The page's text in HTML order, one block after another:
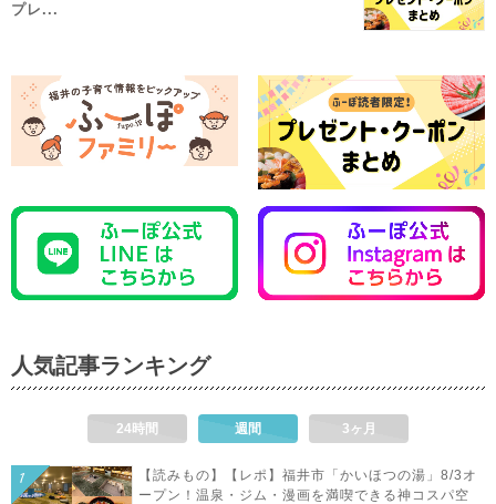
プレ...
人気記事ランキング
24時間 週間 3ヶ月
【読みもの】【レポ】福井市「かいほつの湯」8/3オ
ープン！温泉・ジム・漫画を満喫できる神コスパ空